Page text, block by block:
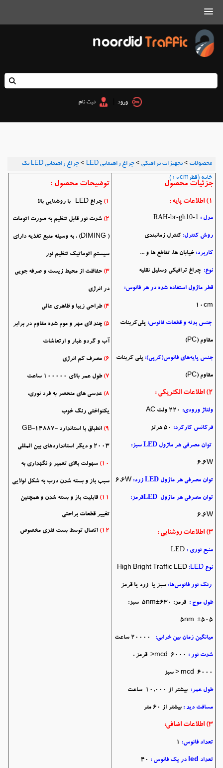
ورود ثبت نام
محصولات >تجهیزات ترافیکی >چراغ راهنمایی LED > چراغ راهنمایی LED تک
خانه (قطر10cm)
جزئیات محصول
1) اطلاعات پایه :
مدل : RAH-br-gh10-1
روش کنترل: کنترل زمانبندی
کاربرد: خیابان ها، تقاطع ها و ...
نوع: چراغ ترافیکی وسلیل نقلیه
قطر ماژول استفاده شده در هر فانوس:
10cm
جنس بدنه و قطعات فانوس: پلی‌کربنات
مقاوم (PC)
جنس پایه‌های فانوس(کرپی):پلی کربنات
مقاوم (PC)
2) اطلاعات الکتریکی :
ولتاژ ورودی: 220 ولت AC
فرکانس کارکرد:
توان مصرفی هر ماژولLED سبز:
6.6W
توان مصرفی هر ماژولLED زرد:6.6W
توان مصرفی هر ماژولLEDقرمز:
6.6W
3) اطلاعات روشنایی :
منبع نوری : LED
نوع High Bright Traffic LED:LED
رنگ نور فانوس‌ها: سبز یا زرد یا قرمز
طول موج : قرمز: 630±5nm سبز:
505± 5nm
میانگین زمان بین خرابی:
شدت نور : mcd 6000< قرمز ،
mcd 6000 < سبز
طول عمر: بیشتر از 10,000 ساعت
مسافت دید : بیشتر از 60 متر
3) اطلاعات اضافی:
تعداد فانوس:
تعداد led در یک فانوس : 40
توضیحات محصول :
1) چراغ LED با روشنایی بالا
2) شدت نور قابل تنظیم به صورت اتومات
( DIMING) ، به وسیله منبع تغذیه دارای
سیستم اتوماتیک تنظیم نور
3) حفاظت از محیط زیست و صرفه جویی
در انرژی
4) طراحی زیبا و ظاهری عالی
5) چند لایمهر و موم شده مقاوم در برابر
آب و گردو غبار و ارتعاشات
6) مصرف کم انرژی
7) طول عمر بالای 100000 ساعت
8) عدسی های منحصر به فرد نوری،
یکنواختی رنگ خوب
9) انطباق با استاندارد GB-14887-
2003 و دیگر استانداردهای بین المللی
10) سهولت بالای تعمیر و نگهداری به
سبب باز و بسته شدن درب به شکل لولایی
11) قابلیت باز و بسته شدن و همچنین
تغییر قطعات براحتی
12) اتصال توسط بست فلزی مخصوص